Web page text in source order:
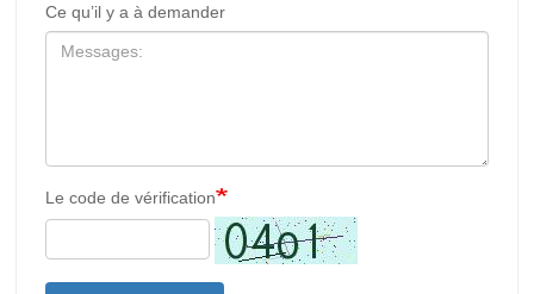
Ce qu’il y a à demander
Le code de vérification